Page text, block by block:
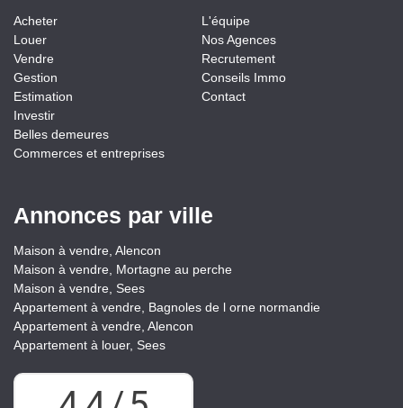
Acheter
Louer
Vendre
Gestion
Estimation
Investir
Belles demeures
Commerces et entreprises
L'équipe
Nos Agences
Recrutement
Conseils Immo
Contact
Annonces par ville
Maison à vendre, Alencon
Maison à vendre, Mortagne au perche
Maison à vendre, Sees
Appartement à vendre, Bagnoles de l orne normandie
Appartement à vendre, Alencon
Appartement à louer, Sees